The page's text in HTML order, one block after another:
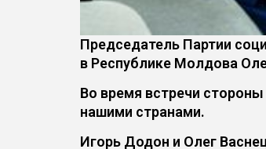
Председатель Партии
в Республике Молдова
Во время встречи
нашими странами.
Игорь Додон и Олег